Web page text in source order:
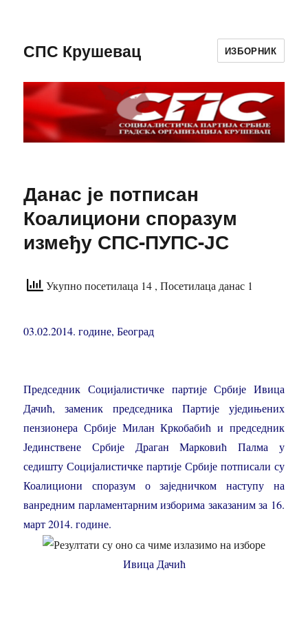
СПС Крушевац ИЗБОРНИК
Данас је потписан
Коалициони споразум
између СПС-ПУПС-ЈС
Укупно посетилаца 14 , Посетилаца данас 1
03.02.2014. године, Београд
Председник Социјалистичке партије Србије Ивица
Дачић, заменик председника Партије уједињених
пензионера Србије Милан Кркобабић и председник
Јединствене Србије Драган Марковић Палма у
седишту Социјалистичке партије Србије потписали су
Коалициони споразум о заједничком наступу на
ванредним парламентарним изборима заказаним за 16.
март 2014. године.
Ивица Дачић